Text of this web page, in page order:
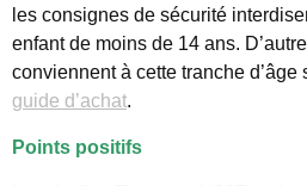
les consignes de sécurité
enfant de moins de 14 ans.
conviennent à cette tranche d’âge
guide d’achat.
Points positifs